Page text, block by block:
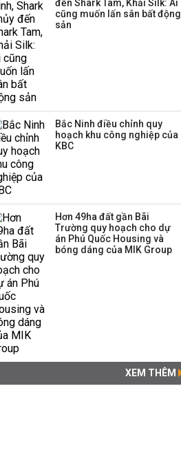
Thị trường thường
đến Shark Tam, Khải Silk: Ai
cũng muốn lấn sân bất động
sản
Bắc Ninh điều chỉnh quy
hoạch khu công nghiệp của
KBC
Hơn 49ha đất gần Bãi
Trường quy hoạch cho dự
án Phú Quốc Housing và
bóng dáng của MIK Group
XEM THÊM